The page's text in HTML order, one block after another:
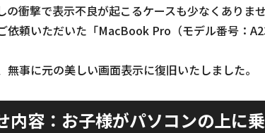
の衝撃で表示不良が起こるケースも少なくありませ
依頼いただいた「MacBook Pro（モデル番号：
無事に元の美しい画面表示に復旧いたしました。
内容：お子様がパソコンの上に